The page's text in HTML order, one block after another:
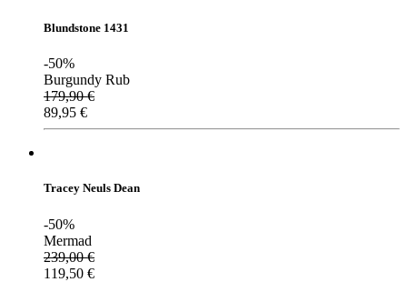
Blundstone 1431
-50%
Burgundy Rub
179,90€
89,95 €
Tracey Neuls Dean
-50%
Mermad
239,00€
119,50 €